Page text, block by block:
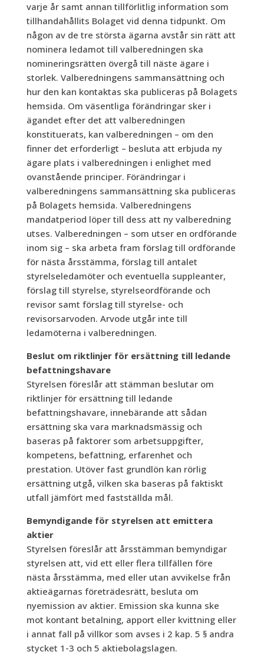
varje år samt annan tillförlitlig information som
tillhandahållits Bolaget vid denna tidpunkt. Om
någon av de tre största ägarna avstår sin rätt att
nominera ledamot till valberedningen ska
nomineringsrätten övergå till näste ägare i
storlek. Valberedningens sammansättning och
hur den kan kontaktas ska publiceras på Bolagets
hemsida. Om väsentliga förändringar sker i
ägandet efter det att valberedningen
konstituerats, kan valberedningen – om den
finner det erforderligt – besluta att erbjuda ny
ägare plats i valberedningen i enlighet med
ovanstående principer. Förändringar i
valberedningens sammansättning ska publiceras
på Bolagets hemsida. Valberedningens
mandatperiod löper till dess att ny valberedning
utses. Valberedningen – som utser en ordförande
inom sig – ska arbeta fram förslag till ordförande
för nästa årsstämma, förslag till antalet
styrelseledamöter och eventuella suppleanter,
förslag till styrelse, styrelseordförande och
revisor samt förslag till styrelse- och
revisorsarvoden. Arvode utgår inte till
ledamöterna i valberedningen.
Beslut om riktlinjer för ersättning till ledande
befattningshavare
Styrelsen föreslår att stämman beslutar om
riktlinjer för ersättning till ledande
befattningshavare, innebärande att sådan
ersättning ska vara marknadsmässig och
baseras på faktorer som arbetsuppgifter,
kompetens, befattning, erfarenhet och
prestation. Utöver fast grundlön kan rörlig
ersättning utgå, vilken ska baseras på faktiskt
utfall jämfört med fastställda mål.
Bemyndigande för styrelsen att emittera
aktier
Styrelsen föreslår att årsstämman bemyndigar
styrelsen att, vid ett eller flera tillfällen före
nästa årsstämma, med eller utan avvikelse från
aktieägarnas företrädesrätt, besluta om
nyemission av aktier. Emission ska kunna ske
mot kontant betalning, apport eller kvittning eller
i annat fall på villkor som avses i 2 kap. 5 § andra
stycket 1-3 och 5 aktiebolagslagen.